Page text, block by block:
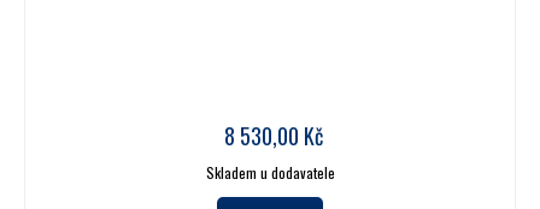
8 530,00 Kč
Skladem u dodavatele